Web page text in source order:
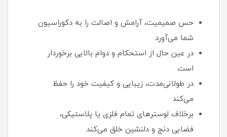
حس صمیمیت، آرامش و اصالت را به دکوراسیون
شما می‌آورد
در عین حال از استحکام و دوام بالایی برخوردار
است
در طولانی‌مدت، زیبایی و کیفیت خود را حفظ
می‌کند
برخلاف لوسترهای تمام فلزی یا پلاستیکی،
فضایی دنج و دلنشین خلق می‌کند